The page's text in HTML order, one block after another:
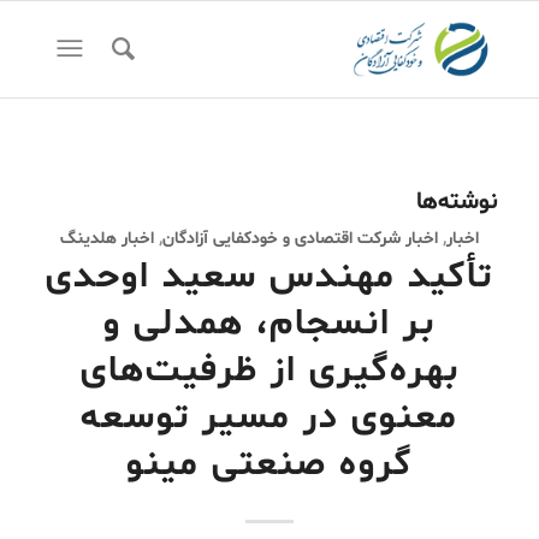
نوشته‌ها
اخبار, اخبار شرکت اقتصادی و خودکفایی آزادگان, اخبار هلدینگ
تأکید مهندس سعید اوحدی
بر انسجام، همدلی و
بهره‌گیری از ظرفیت‌های
معنوی در مسیر توسعه
گروه صنعتی مینو